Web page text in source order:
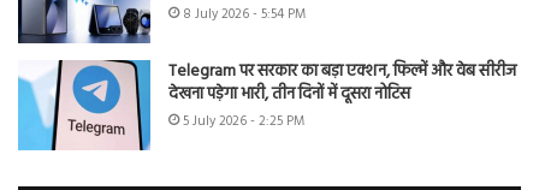
8 July 2026 - 5:54 PM
Telegram पर सरकार का बड़ा एक्शन, फिल्में और वेब सीरीज
देखना पड़ेगा भारी, तीन दिनों में दूसरा नोटिस
5 July 2026 - 2:25 PM